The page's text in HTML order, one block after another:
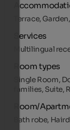
Terrace,
Services
Multilingual
Room types
Single Room,
families, Suite,
Room/
Bath robe,